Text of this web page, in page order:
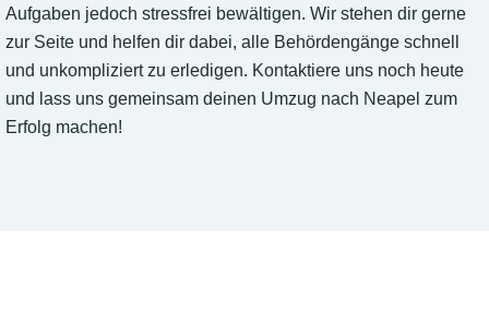
Aufgaben jedoch stressfrei bewältigen. Wir stehen dir gerne
zur Seite und helfen dir dabei, alle Behördengänge schnell
und unkompliziert zu erledigen. Kontaktiere uns noch heute
und lass uns gemeinsam deinen Umzug nach Neapel zum
Erfolg machen!